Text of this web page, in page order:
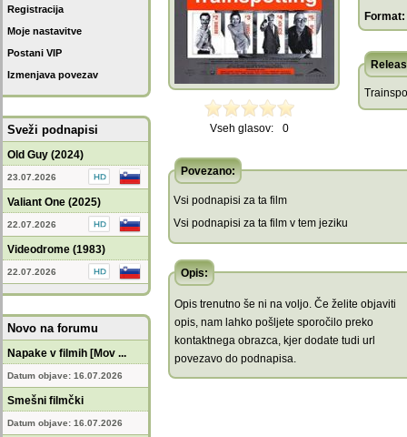
Registracija
Moje nastavitve
Postani VIP
Izmenjava povezav
Sveži podnapisi
Old Guy (2024)
23.07.2026
Valiant One (2025)
22.07.2026
Videodrome (1983)
22.07.2026
Novo na forumu
Napake v filmih [Mov ...
Datum objave: 16.07.2026
Smešni filmčki
Datum objave: 16.07.2026
Vseh glasov: 0
Format:
Povezano:
Vsi podnapisi za ta film
Vsi podnapisi za ta film v tem jeziku
Opis:
Opis trenutno še ni na voljo. Če želite objaviti
opis, nam lahko pošljete sporočilo preko
kontaktnega obrazca, kjer dodate tudi url
povezavo do podnapisa.